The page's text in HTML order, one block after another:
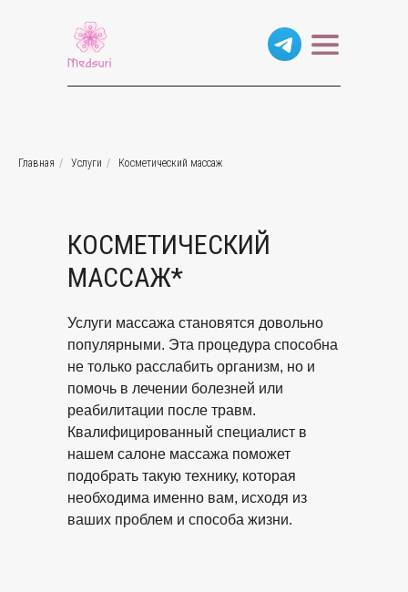
Главная / Услуги / Косметический массаж
Услуги массажа становятся довольно
популярными. Эта процедура способна
не только расслабить организм, но и
помочь в лечении болезней или
реабилитации после травм.
Квалифицированный специалист в
нашем салоне массажа поможет
подобрать такую технику, которая
необходима именно вам, исходя из
ваших проблем и способа жизни.
КОСМЕТИЧЕСКИЙ
МАССАЖ*